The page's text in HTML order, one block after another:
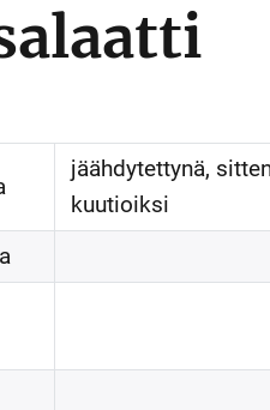
jäähdytettynä,
kuutioiksi